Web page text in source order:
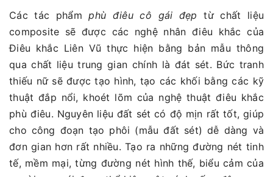
Các tác phẩmphù điêu cô gái đẹp từ chất liệu
composite sẽ được các nghệ nhân điêu khắc của
Điêu khắc Liên Vũ thực hiện bằng bản mẫu thông
qua chất liệu trung gian chính là đát sét. Bức tranh
thiếu nữ sẽ được tạo hình, tạo các khối bằng các kỹ
thuật đắp nổi, khoét lõm của nghệ thuật điêu khắc
phù điêu. Nguyên liệu đất sét có độ mịn rất tốt, giúp
cho công đoạn tạo phôi (mẫu đất sét) dễ dàng và
đơn gian hơn rất nhiều. Tạo ra những đường nét tinh
tế, mềm mại, từng đường nét hình thế, biểu cảm của